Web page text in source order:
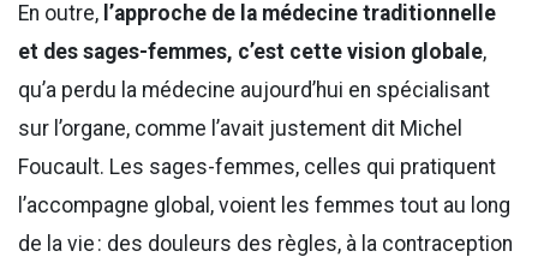
En outre, l’approche de la médecine traditionnelle
et des sages-femmes, c’est cette vision globale,
qu’a perdu la médecine aujourd’hui en spécialisant
sur l’organe, comme l’avait justement dit Michel
Foucault. Les sages-femmes, celles qui pratiquent
l’accompagne global, voient les femmes tout au long
de la vie : des douleurs des règles, à la contraception